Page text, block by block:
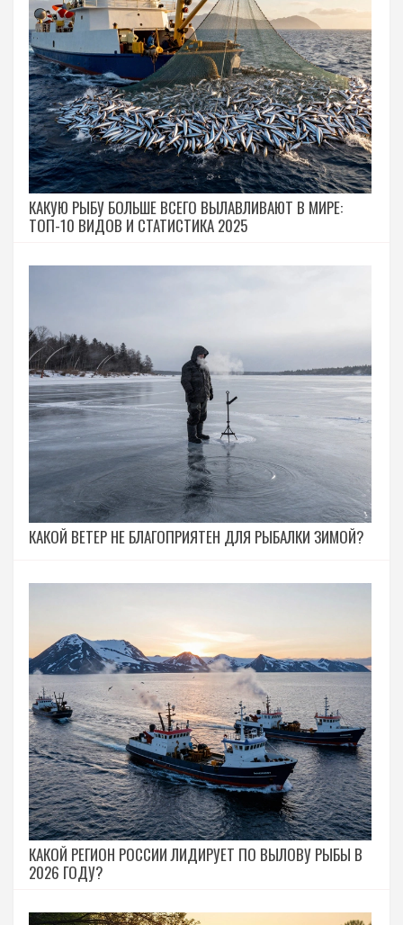
КАКУЮ РЫБУ БОЛЬШЕ ВСЕГО ВЫЛАВЛИВАЮТ В МИРЕ:
ТОП-10 ВИДОВ И СТАТИСТИКА 2025
КАКОЙ ВЕТЕР НЕ БЛАГОПРИЯТЕН ДЛЯ РЫБАЛКИ ЗИМОЙ?
КАКОЙ РЕГИОН РОССИИ ЛИДИРУЕТ ПО ВЫЛОВУ РЫБЫ В
2026 ГОДУ?